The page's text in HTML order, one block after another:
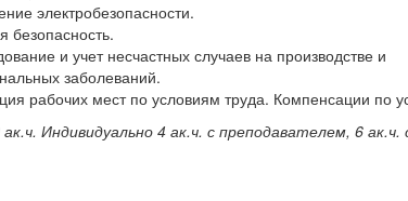
электробезопасности.
безопасность.
и учет несчастных случаев на производстве и
заболеваний.
рабочих мест по условиям труда. Компенсации по
ак.ч. Индивидуально 4 ак.ч. с преподавателем, 6 ак.ч.